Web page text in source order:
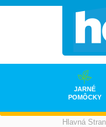
Hlavná
JARNÉ
POMÔCKY